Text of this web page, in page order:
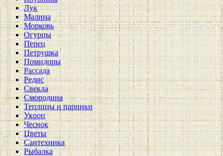
Лук
Малина
Морковь
Огурцы
Перец
Петрушка
Помидоры
Рассада
Редис
Свекла
Смородина
Теплицы и парники
Укроп
Чеснок
Цветы
Сантехника
Рыбалка